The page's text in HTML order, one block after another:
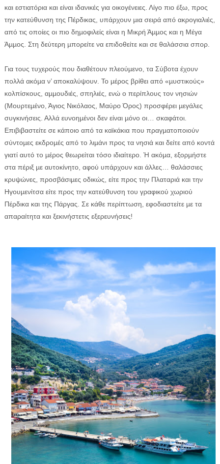
και εστιατόρια και είναι ιδανικές για οικογένειες. Λίγο πιο έξω, προς
την κατεύθυνση της Πέρδικας, υπάρχουν µια σειρά από ακρογιαλιές,
από τις οποίες οι πιο δηµοφιλείς είναι η Μικρή Άµµος και η Μέγα
Άµµος. Στη δεύτερη µπορείτε να επιδοθείτε και σε θαλάσσια σπορ.
Για τους τυχερούς που διαθέτουν πλεούµενο, τα Σύβοτα έχουν
πολλά ακόµα ν’ αποκαλύψουν. Το µέρος βρίθει από «µυστικούς»
κολπίσκους, αµµουδιές, σπηλιές, ενώ ο περίπλους τον νησιών
(Μουρτεµένο, Άγιος Νικόλαος, Μαύρο Όρος) προσφέρει µεγάλες
συγκινήσεις. Αλλά ευνοηµένοι δεν είναι µόνο οι… σκαφάτοι.
Επιβιβαστείτε σε κάποιο από τα καϊκάκια που πραγµατοποιούν
σύντοµες εκδροµές από το λιµάνι προς τα νησιά και δείτε από κοντά
γιατί αυτό το µέρος θεωρείται τόσο ιδιαίτερο. Ή ακόµα, εξορµήστε
στα πέριξ µε αυτοκίνητο, αφού υπάρχουν και άλλες… θαλάσσιες
κρυψώνες, προσβάσιµες οδικώς, είτε προς την Πλαταριά και την
Ηγουµενίτσα είτε προς την κατεύθυνση του γραφικού χωριού
Πέρδικα και της Πάργας. Σε κάθε περίπτωση, εφοδιαστείτε µε τα
απαραίτητα και ξεκινήστετις εξερευνήσεις!